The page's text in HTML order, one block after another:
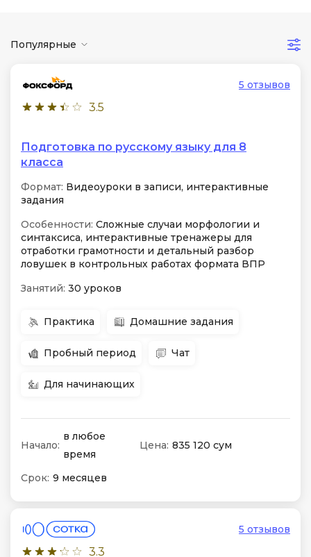
Популярные
3.5
5 отзывов
Подготовка по русскому языку для 8
класса
Формат: Видеоуроки в записи, интерактивные
задания
Особенности: Сложные случаи морфологии и
синтаксиса, интерактивные тренажеры для
отработки грамотности и детальный разбор
ловушек в контрольных работах формата ВПР
Занятий: 30 уроков
Практика Домашние задания
Пробный период Чат
Для начинающих
Начало:
в любое
время
Цена: 835 120 сум
Срок: 9 месяцев
3.3
5 отзывов